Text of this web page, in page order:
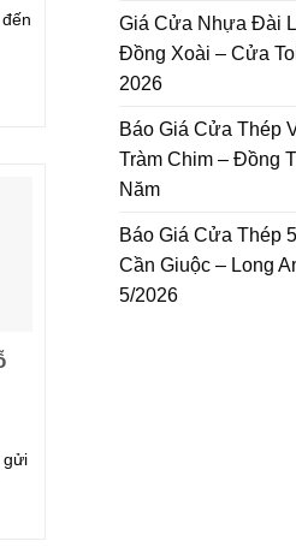
gửi
Giá Cửa Nhựa Đài
Đồng Xoài – Cửa
2026
Báo Giá Cửa Thép
Tràm Chim – Đồng
Năm
Báo Giá Cửa Thép
Cần Giuộc – Long
5/2026